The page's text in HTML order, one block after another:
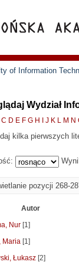
of Information
Wydział
C D E F G H J K L M N
kilka pierwszych
pozycji 268-
Autor
Nur [1]
Maria [1]
Łukasz [2]